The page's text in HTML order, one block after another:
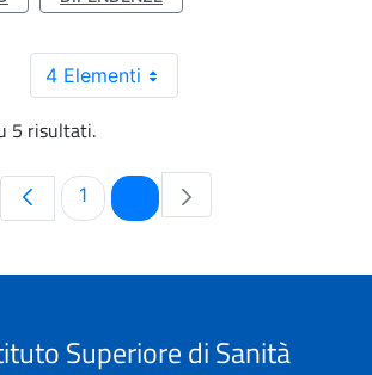
4 Elementi
5 risultati.
Pagina
1 Pagina
Superiore di Sanità